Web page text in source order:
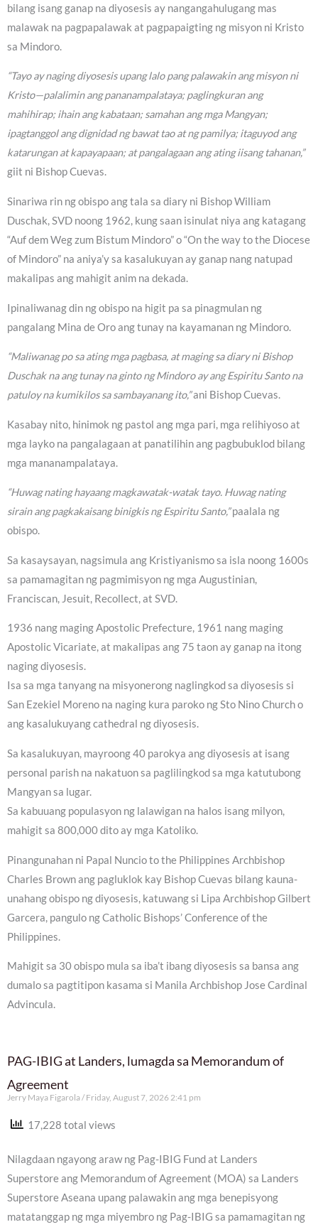
bilang isang ganap na diyosesis ay nangangahulugang mas
malawak na pagpapalawak at pagpapaigting ng misyon ni Kristo
sa Mindoro.
“Tayo ay naging diyosesis upang lalo pang palawakin ang misyon ni
Kristo—palalimin ang pananampalataya; paglingkuran ang
mahihirap; ihain ang kabataan; samahan ang mga Mangyan;
ipagtanggol ang dignidad ng bawat tao at ng pamilya; itaguyod ang
katarungan at kapayapaan; at pangalagaan ang ating iisang tahanan,”
giit ni Bishop Cuevas.
Sinariwa rin ng obispo ang tala sa diary ni Bishop William
Duschak, SVD noong 1962, kung saan isinulat niya ang katagang
“Auf dem Weg zum Bistum Mindoro” o “On the way to the Diocese
of Mindoro” na aniya’y sa kasalukuyan ay ganap nang natupad
makalipas ang mahigit anim na dekada.
Ipinaliwanag din ng obispo na higit pa sa pinagmulan ng
pangalang Mina de Oro ang tunay na kayamanan ng Mindoro.
“Maliwanag po sa ating mga pagbasa, at maging sa diary ni Bishop
Duschak na ang tunay na ginto ng Mindoro ay ang Espiritu Santo na
patuloy na kumikilos sa sambayanang ito,”ani Bishop Cuevas.
Kasabay nito, hinimok ng pastol ang mga pari, mga relihiyoso at
mga layko na pangalagaan at panatilihin ang pagbubuklod bilang
mga mananampalataya.
“Huwag nating hayaang magkawatak-watak tayo. Huwag nating
sirain ang pagkakaisang binigkis ng Espiritu Santo,”paalala ng
obispo.
Sa kasaysayan, nagsimula ang Kristiyanismo sa isla noong 1600s
sa pamamagitan ng pagmimisyon ng mga Augustinian,
Franciscan, Jesuit, Recollect, at SVD.
1936 nang maging Apostolic Prefecture, 1961 nang maging
Apostolic Vicariate, at makalipas ang 75 taon ay ganap na itong
naging diyosesis.
Isa sa mga tanyang na misyonerong naglingkod sa diyosesis si
San Ezekiel Moreno na naging kura paroko ng Sto Nino Church o
ang kasalukuyang cathedral ng diyosesis.
Sa kasalukuyan, mayroong 40 parokya ang diyosesis at isang
personal parish na nakatuon sa paglilingkod sa mga katutubong
Mangyan sa lugar.
Sa kabuuang populasyon ng lalawigan na halos isang milyon,
mahigit sa 800,000 dito ay mga Katoliko.
Pinangunahan ni Papal Nuncio to the Philippines Archbishop
Charles Brown ang pagluklok kay Bishop Cuevas bilang kauna-
unahang obispo ng diyosesis, katuwang si Lipa Archbishop Gilbert
Garcera, pangulo ng Catholic Bishops’ Conference of the
Philippines.
Mahigit sa 30 obispo mula sa iba’t ibang diyosesis sa bansa ang
dumalo sa pagtitipon kasama si Manila Archbishop Jose Cardinal
Advincula.
PAG-IBIG at Landers, lumagda sa Memorandum of
Agreement
Jerry Maya Figarola Friday, August 7, 2026 2:41 pm
17,228 total views
Nilagdaan ngayong araw ng Pag-IBIG Fund at Landers
Superstore ang Memorandum of Agreement (MOA) sa Landers
Superstore Aseana upang palawakin ang mga benepisyong
matatanggap ng mga miyembro ng Pag-IBIG sa pamamagitan ng